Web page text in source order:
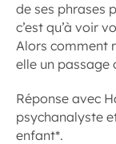
de ses phrases
c’est qu’à voir
Alors comment
elle un passage
Réponse avec
psychanalyste
enfant*.